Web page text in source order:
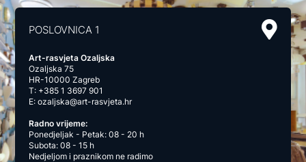
POSLOVNICA 1
Art-rasvjeta Ozaljska
Ozaljska 75
HR-10000 Zagreb
T: +385 1 3697 901
E:ozaljska@art-rasvjeta.hr
Radno vrijeme:
Ponedjeljak - Petak: 08 - 20 h
Subota: 08 - 15 h
Nedjeljom i praznikom ne radimo